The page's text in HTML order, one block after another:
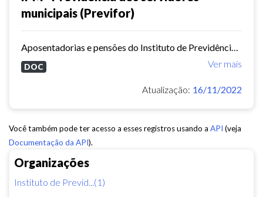
Organizações
Instituto de Previd...(1)
municipais (Previfor)
Ver mais
DOC
Atualização: 16/11/2022
Você também pode ter acesso a esses registros usando a API (veja
Documentação da API).